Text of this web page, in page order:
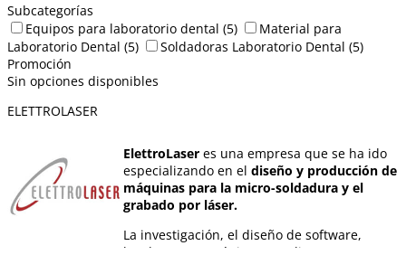
Subcategorías
Equipos para laboratorio dental (5)
Material para
Laboratorio Dental (5) Soldadoras Laboratorio Dental (5)
Promoción
Sin opciones disponibles
ELETTROLASER
ElettroLaser es una empresa que se ha ido
especializando en el diseño y producción de
máquinas para la micro-soldadura y el
grabado por láser.
La investigación, el diseño de software,
hardware y mecánica se realizan en